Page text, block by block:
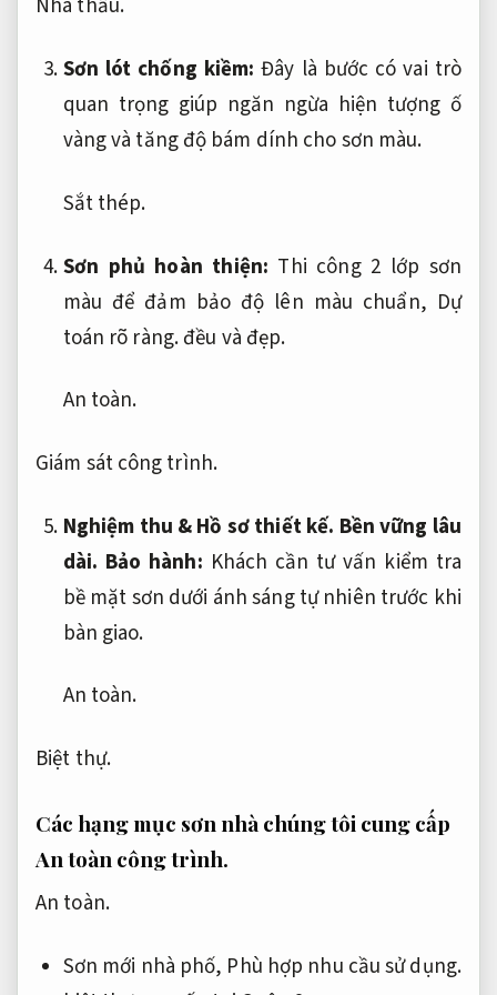
Nhà thầu.
Sơn lót chống kiềm: Đây là bước có vai trò
quan trọng giúp ngăn ngừa hiện tượng ố
vàng và tăng độ bám dính cho sơn màu.
Sắt thép.
Sơn phủ hoàn thiện: Thi công 2 lớp sơn
màu để đảm bảo độ lên màu chuẩn, Dự
toán rõ ràng.đều và đẹp.
An toàn.
Giám sát công trình.
Nghiệm thu &Hồ sơ thiết kế. Bền vững lâu
dài. Bảo hành: Khách cần tư vấn kiểm tra
bề mặt sơn dưới ánh sáng tự nhiên trước khi
bàn giao.
An toàn.
Biệt thự.
Các hạng mục sơn nhà chúng tôi cung cấp
An toàn công trình.
An toàn.
Sơn mới nhà phố, Phù hợp nhu cầu sử dụng.